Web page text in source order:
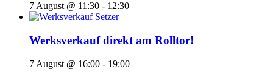
7 August @ 11:30 - 12:30
Werksverkauf direkt am Rolltor!
7 August @ 16:00 - 19:00